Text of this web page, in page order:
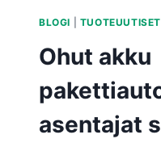
BLOGI TUOTEUUTISET
Ohut akku
asentajat